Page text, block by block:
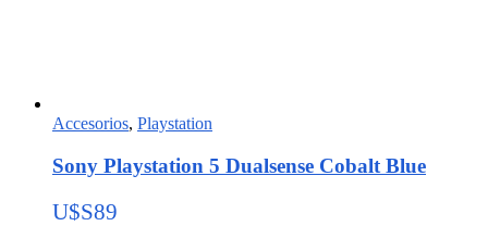
Accesorios, Playstation
Sony Playstation 5 Dualsense Cobalt Blue
U$S89